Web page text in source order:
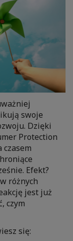
swoje
Dzięki
Protection
Efekt?
różnych
jest już
czym
się: